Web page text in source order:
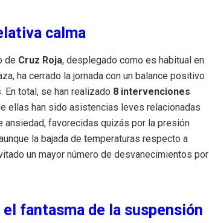
calma
de Cruz Roja, desplegado como es habitual en
ha cerrado la jornada con un balance positivo
En total, se han realizado 8 intervenciones
ellas han sido asistencias leves relacionadas
favorecidas quizás por la presión
la bajada de temperaturas respecto a
un mayor número de desvanecimientos por
fantasma de la suspensión